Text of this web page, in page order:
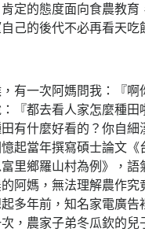
定的態度面向食農教育
己的後代不必再看天吃
，有一次阿媽問我：『啊
『都去看人家怎麼種田
有什麼好看的？你自細
起當年撰寫碩士論文《
里鄉羅山村為例》，語
阿媽，無法理解農作究
多年前，知名家電廣告
，農家子弟冬瓜欽的兒